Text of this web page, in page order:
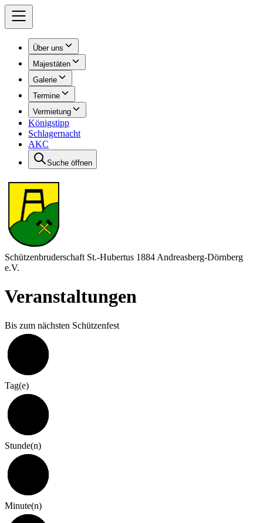
Über uns
Majestäten
Galerie
Termine
Vermietung
Königstipp
Schlagernacht
AKC
Suche öffnen
Schützenbruderschaft St.-Hubertus 1884 Andreasberg-Dörnberg
e.V.
Veranstaltungen
Bis zum nächsten Schützenfest
Tag(e)
Stunde(n)
Minute(n)